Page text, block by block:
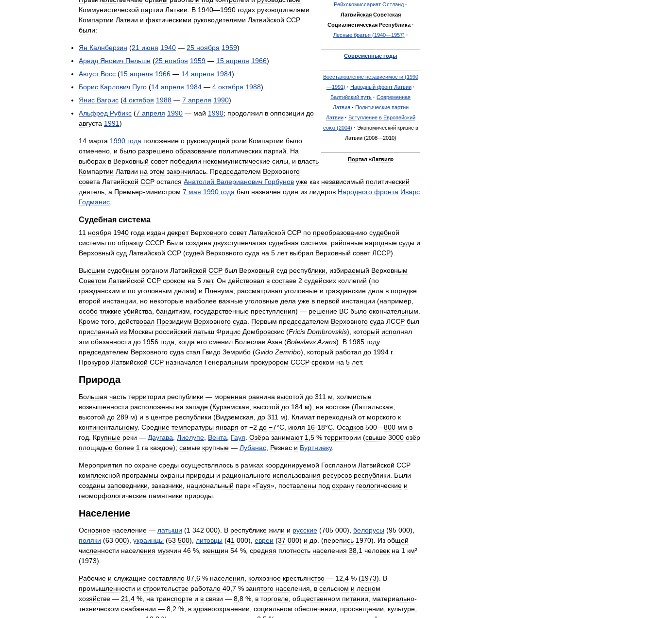
Рейхскомиссариат Остланд ·
Латвийская Советская
Социалистическая Республика·
Лесные братья(1940—1957) ·
Современные годы
Восстановление независимости(1990
—1991 ) · Народный фронт Латвии·
Балтийский путь · Современная
Латвия· Политические партии
Латвии· Вступление в Европейский
союз(2004) · Экономический кризис в
Латвии(2008—2010)
Портал«Латвия»
Коммунистической партии Латвии В 1940—1990 годах руководителями
Компартии Латвии и фактическими руководителями Латвийской ССР
были:
Ян Калнберзин (21 июня 1940 — 25 ноября 1959)
Арвид Янович Пельше (25 ноября 1959 — 15 апреля 1966)
Август Восс (15 апреля 1966 — 14 апреля 1984)
Борис Карлович Пуго (14 апреля 1984 — 4 октября 1988)
Янис Вагрис (4 октября 1988 — 7 апреля 1990)
Альфред Рубикс (7 апреля 1990 — май 1990; продолжил в оппозиции до
августа 1991)
14 марта 1990 года положение о руководящей роли Компартии было
отменено и было разрешено образование политических партий
На
выборах в Верховный совет победили некоммунистические силы и власть
Компартии Латвии на этом закончилась Председателем Верховного
совета Латвийской ССР остался Анатолий Валерианович Горбунов уже как независимый политический
деятель а Премьер-министром 7 мая 1990 года был назначен один из лидеров Народного фронта Иварс
Годманис
Судебная система
11 ноября 1940 года издан декрет Верховного совет Латвийской ССР по преобразованию судебной
системы по образцу СССР. Была создана двухступенчатая судебная система: районные народные суды и
Верховный суд Латвийской ССР (судей Верховного суда на 5 лет выбрал Верховный совет ЛССР).
Высшим судебным органом Латвийской ССР был Верховный суд республики избираемый Верховным
Советом Латвийской ССР сроком на 5 лет. Он действовал в составе 2 судейских коллегий (по
гражданским и по уголовным делам) и Пленума; рассматривал уголовные и гражданские дела в порядке
второй инстанции но некоторые наиболее важные уголовные дела уже в первой инстанции (например
особо тяжкие убийства бандитизм государственные преступления) — решение ВС было окончательным
Кроме того действовал Президиум Верховного суда Первым председателем Верховного суда ЛССР был
присланный из Москвы российский латыш Фрицис Домбровскис (Fricis Dombrovskis), который исполнял
эти обязанности до 1956 года когда его сменил Болеслав Азан (BoļeslavsAzāns). В 1985 году
председателем Верховного суда стал Гвидо Земрибо (Gvido Zemribo), который работал до 1994 г.
Прокурор Латвийской ССР назначался Генеральным прокурором СССР сроком на 5 лет.
Природа
Большая часть территории республики — моренная равнина высотой до 311 м холмистые
возвышенности расположены на западе (Курземская высотой до 184 м), на востоке (Латгальская
высотой до 289 м) и в центре республики (Видземская до 311 м). Климат переходный от морского к
континентальному. Средние температуры января от −2 до −7°С июля 16-18°С Осадков 500—800 мм в
год
Крупные реки — Даугава Лиелупе Вента Гауя Озёра занимают 1 5 % территории (свыше 3000 озёр
площадью более 1 га каждое); самые крупные — Лубанас Резнас и Буртниеку.
Мероприятия по охране среды осуществлялось в рамках координируемой Госпланом Латвийской CCP
комплексной программы охраны природы и рационального использования ресурсов республики
Были
созданы заповедники заказники национальный парк «Гауя», поставлены под охрану геологические и
геоморфологические памятники природы
Население
Основное население — латыши (1 342 000). В республике жили и русские (705 000), белорусы (95 000),
поляки (63 000), украинцы (53 500), литовцы (41 000), евреи (37 000) и др . (перепись 1970). Из общей
численности населения мужчин 46 %, женщин 54 %, средняя плотность населения 38 1 человек на 1 км²
(1973).
Рабочие и служащие составляло 87 6 % населения колхозное крестьянство — 12 4 % (1973). В
промышленности и строительстве работало 40 7 % занятого населения в сельском и лесном
хозяйстве — 21 4 %, на транспорте и в связи — 8 8 %, в торговле общественном питании материально-
техническом снабжении — 8 2 %, в здравоохранении социальном обеспечении просвещении культуре